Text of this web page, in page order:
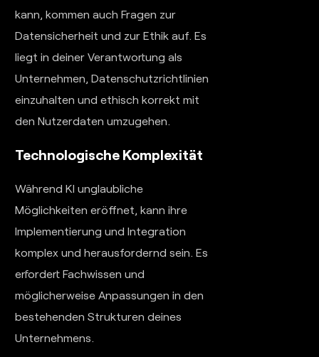
kann, kommen auch Fragen zur
Datensicherheit und zur Ethik auf. Es
liegt in deiner Verantwortung als
Unternehmen, Datenschutzrichtlinien
einzuhalten und ethisch korrekt mit
den Nutzerdaten umzugehen.
Technologische Komplexität
Während KI unglaubliche
Möglichkeiten eröffnet, kann ihre
Implementierung und Integration
komplex und herausfordernd sein. Es
erfordert Fachwissen und
möglicherweise Anpassungen in den
bestehenden Strukturen deines
Unternehmens.